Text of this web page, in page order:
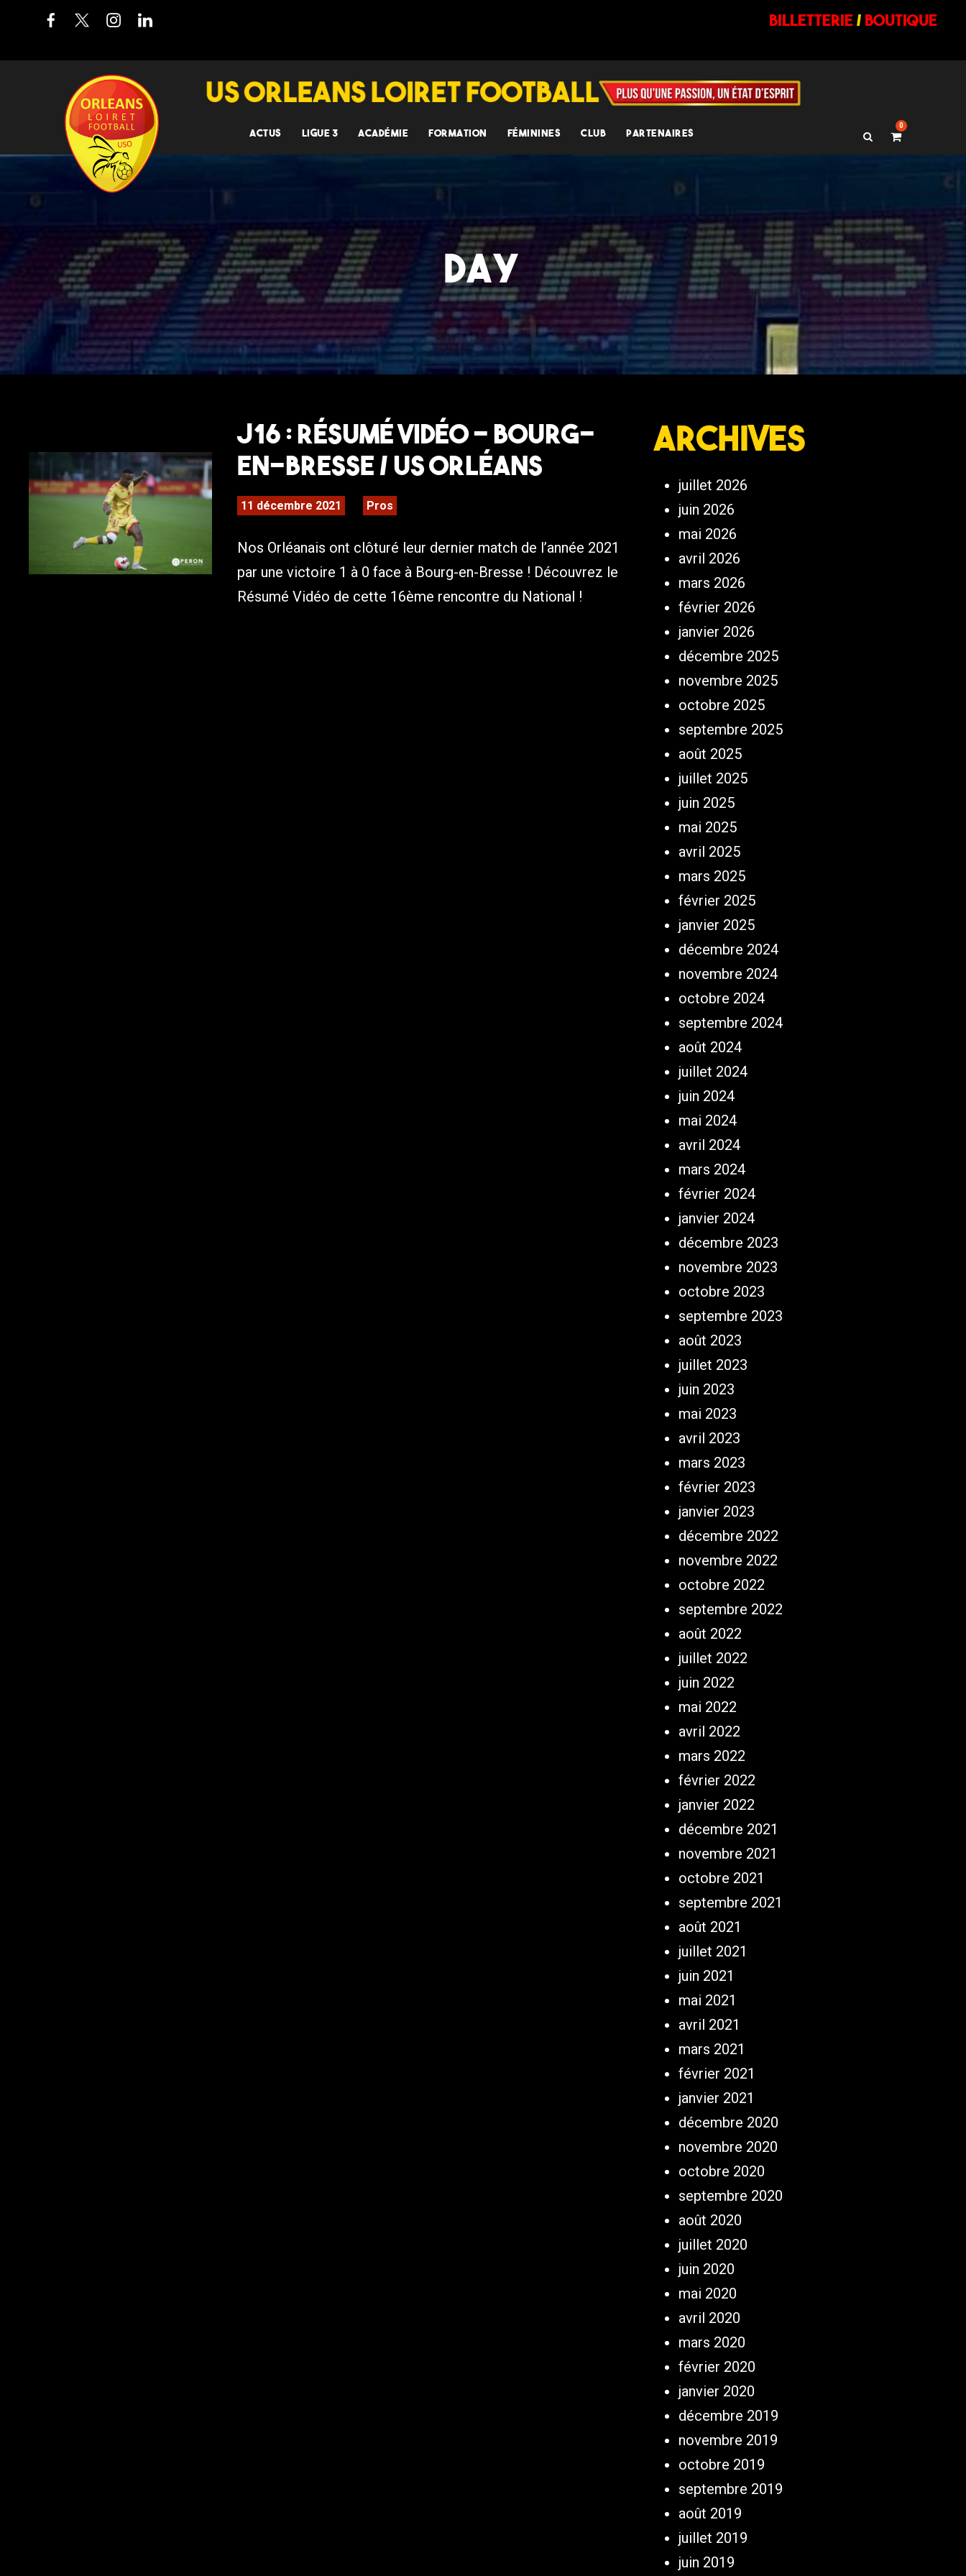
billetterie/ BOUTIQUE
ACTUS LIGUE 3 ACADÉMIE FORMATION FÉMININES CLUB PARTENAIRES
0
DAY
J16 : Résumé Vidéo – Bourg-
en-Bresse / US Orléans
11 décembre 2021 Pros
Nos Orléanais ont clôturé leur dernier match de l’année 2021
par une victoire 1 à 0 face à Bourg-en-Bresse ! Découvrez le
Résumé Vidéo de cette 16ème rencontre du National !
Archives
juillet 2026
juin 2026
mai 2026
avril 2026
mars 2026
février 2026
janvier 2026
décembre 2025
novembre 2025
octobre 2025
septembre 2025
août 2025
juillet 2025
juin 2025
mai 2025
avril 2025
mars 2025
février 2025
janvier 2025
décembre 2024
novembre 2024
octobre 2024
septembre 2024
août 2024
juillet 2024
juin 2024
mai 2024
avril 2024
mars 2024
février 2024
janvier 2024
décembre 2023
novembre 2023
octobre 2023
septembre 2023
août 2023
juillet 2023
juin 2023
mai 2023
avril 2023
mars 2023
février 2023
janvier 2023
décembre 2022
novembre 2022
octobre 2022
septembre 2022
août 2022
juillet 2022
juin 2022
mai 2022
avril 2022
mars 2022
février 2022
janvier 2022
décembre 2021
novembre 2021
octobre 2021
septembre 2021
août 2021
juillet 2021
juin 2021
mai 2021
avril 2021
mars 2021
février 2021
janvier 2021
décembre 2020
novembre 2020
octobre 2020
septembre 2020
août 2020
juillet 2020
juin 2020
mai 2020
avril 2020
mars 2020
février 2020
janvier 2020
décembre 2019
novembre 2019
octobre 2019
septembre 2019
août 2019
juillet 2019
juin 2019